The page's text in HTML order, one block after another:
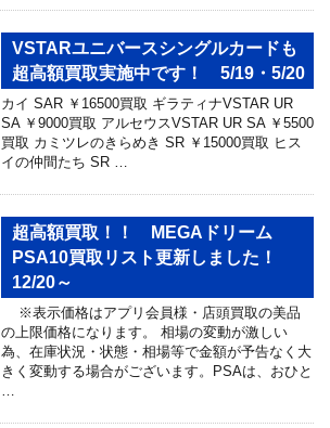
VSTARユニバースシングルカードも
超高額買取実施中です！ 5/19・5/20
カイ SAR ￥16500買取 ギラティナVSTAR UR
SA ￥9000買取 アルセウスVSTAR UR SA ￥5500
買取 カミツレのきらめき SR ￥15000買取 ヒス
イの仲間たち SR …
超高額買取！！ MEGAドリーム
PSA10買取リスト更新しました！
12/20～
※表示価格はアプリ会員様・店頭買取の美品
の上限価格になります。 相場の変動が激しい
為、在庫状況・状態・相場等で金額が予告なく大
きく変動する場合がございます。PSAは、おひと
…